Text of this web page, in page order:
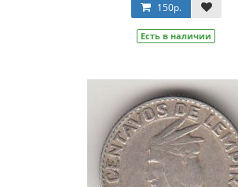
150р.
Есть в наличии